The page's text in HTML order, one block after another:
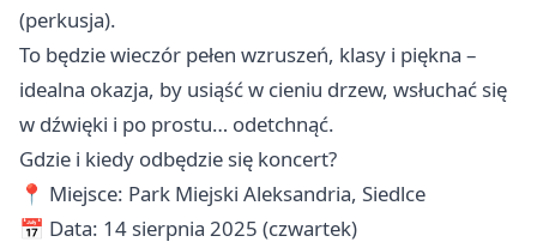
(perkusja).
To będzie wieczór pełen wzruszeń, klasy i piękna –
idealna okazja, by usiąść w cieniu drzew, wsłuchać się
w dźwięki i po prostu… odetchnąć.
Gdzie i kiedy odbędzie się koncert?
📍 Miejsce: Park Miejski Aleksandria, Siedlce
📅 Data: 14 sierpnia 2025 (czwartek)